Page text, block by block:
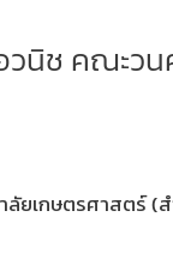
นิช คณะว
ยเกษตรศาสตร์ (